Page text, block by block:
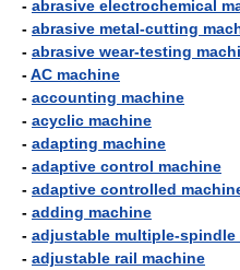
- abrasive electrochemical
- abrasive metal-cutting
- abrasive wear-testing
-AC machine
- accounting machine
- acyclic machine
- adapting machine
- adaptive control machine
- adaptive controlled
- adding machine
- adjustable multiple-
- adjustable rail machine